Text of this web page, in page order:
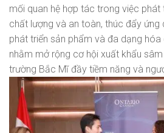
mối quan hệ hợp tác trong việc phát
chất lượng và an toàn, thúc đẩy ứng
phát triển sản phẩm và đa dạng
nhằm mở rộng cơ hội xuất khẩu
trường Bắc Mĩ đầy tiềm năng và